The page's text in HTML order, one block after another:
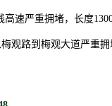
高速严重拥堵，长度
观路到梅观大道严重